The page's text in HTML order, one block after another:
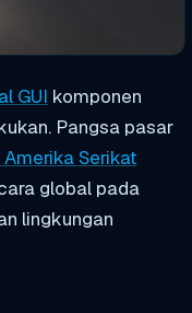
GUI komponen
Pangsa pasar
Serikat
global pada
lingkungan